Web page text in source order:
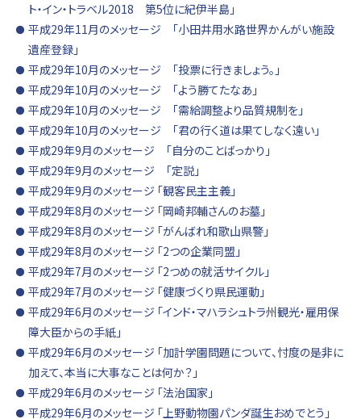
ト・イン・トラベル2018 第5位に紀伊半島」
平成29年11月のメッセージ 「小田井用水路世界かんがい施設
遺産登録」
平成29年10月のメッセージ 「投票に行きましょう。」
平成29年10月のメッセージ 「よう勝てたなあ」
平成29年10月のメッセージ 「需給調整より品質規制を」
平成29年10月のメッセージ 「君の行く道は果てしなく遠い」
平成29年9月のメッセージ 「自分のことばっかり」
平成29年9月のメッセージ 「定説」
平成29年9月のメッセージ 「観客民主主義」
平成29年8月のメッセージ 「岡崎邦輔さんのお墓」
平成29年8月のメッセージ 「がんばれ和歌山県警」
平成29年8月のメッセージ 「2つの企業同盟」
平成29年7月のメッセージ 「2つめの就活サイクル」
平成29年7月のメッセージ 「健康づくり県民運動」
平成29年6月のメッセージ 「インド・マハラシュトラ州観光・雇用保
障大臣からの手紙」
平成29年6月のメッセージ 「加計学園問題について、忖度の是非に
加えて、本当に大事なことは何か？」
平成29年6月のメッセージ 「法治国家」
平成29年6月のメッセージ 「上野動物園パンダ誕生おめでとう」